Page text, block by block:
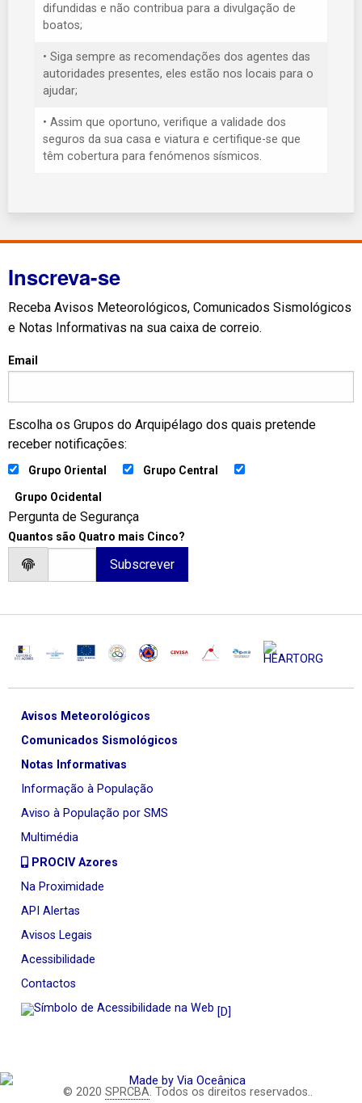
difundidas e não contribua para a divulgação de
boatos;
• Siga sempre as recomendações dos agentes das
autoridades presentes, eles estão nos locais para o
ajudar;
• Assim que oportuno, verifique a validade dos
seguros da sua casa e viatura e certifique-se que
têm cobertura para fenómenos sísmicos.
Inscreva-se
Receba Avisos Meteorológicos, Comunicados Sismológicos
e Notas Informativas na sua caixa de correio.
Email
Escolha os Grupos do Arquipélago dos quais pretende
receber notificações:
Grupo Oriental Grupo Central
Grupo Ocidental
Pergunta de Segurança
Quantos são Quatro mais Cinco?
Avisos Meteorológicos
Comunicados Sismológicos
Notas Informativas
Informação à População
Aviso à População por SMS
Multimédia
PROCIV Azores
Na Proximidade
API Alertas
Avisos Legais
Acessibilidade
Contactos
[D]
© 2020 SPRCBA. Todos os direitos reservados..